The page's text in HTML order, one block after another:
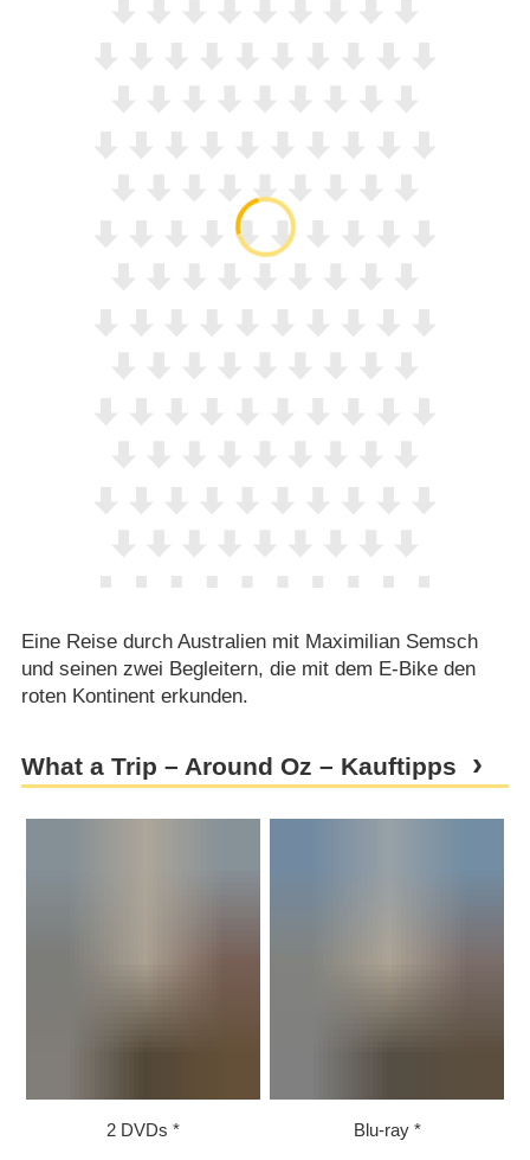
Eine Reise durch Australien mit Maximilian Semsch
und seinen zwei Begleitern, die mit dem E-Bike den
roten Kontinent erkunden.
What a Trip – Around Oz – Kauftipps
2 DVDs Blu-ray